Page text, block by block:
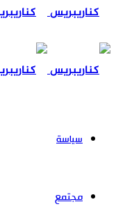
سياسة
مجتمع